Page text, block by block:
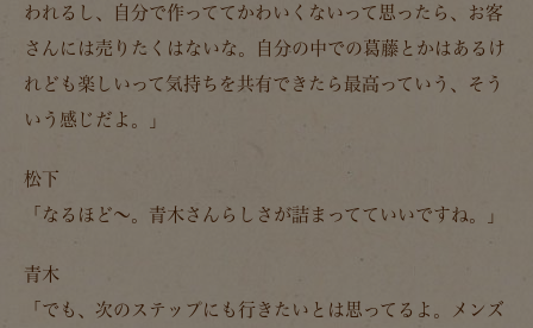
われるし、自分で作っててかわいくないって思ったら、お客
さんには売りたくはないな。
自分の中での葛藤とかはあるけ
れども楽しいって気持ちを共有できたら最高っていう、そう
いう感じだよ。」
松下
「なるほど～。青木さんらしさが詰まってていいですね。」
青木
「でも、次のステップにも行きたいとは思ってるよ。メンズ